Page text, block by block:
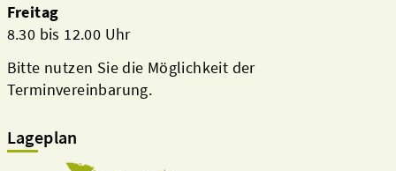
Freitag
8.30 bis 12.00 Uhr
Bitte nutzen Sie die Möglichkeit der
Terminvereinbarung.
Lageplan